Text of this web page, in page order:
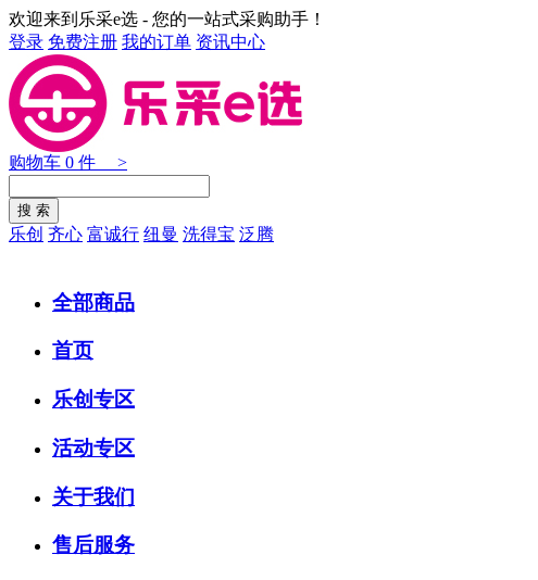
欢迎来到乐采e选 - 您的一站式采购助手！
登录 免费注册 我的订单 资讯中心
购物车 0 件 >
乐创 齐心 富诚行 纽曼 洗得宝 泛腾
全部商品
首页
乐创专区
活动专区
关于我们
售后服务